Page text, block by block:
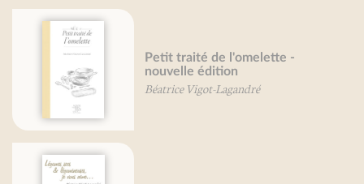
Petit traité de l'omelette -
nouvelle édition
Béatrice Vigot-Lagandré